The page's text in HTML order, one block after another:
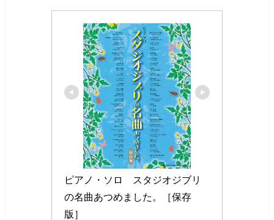
ピアノ・ソロ　スタジオジブリ
の名曲あつめました。［保存
版］